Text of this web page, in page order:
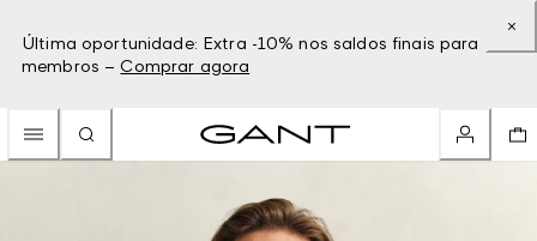
Última oportunidade: Extra -10% nos saldos finais para
membros – Comprar agora